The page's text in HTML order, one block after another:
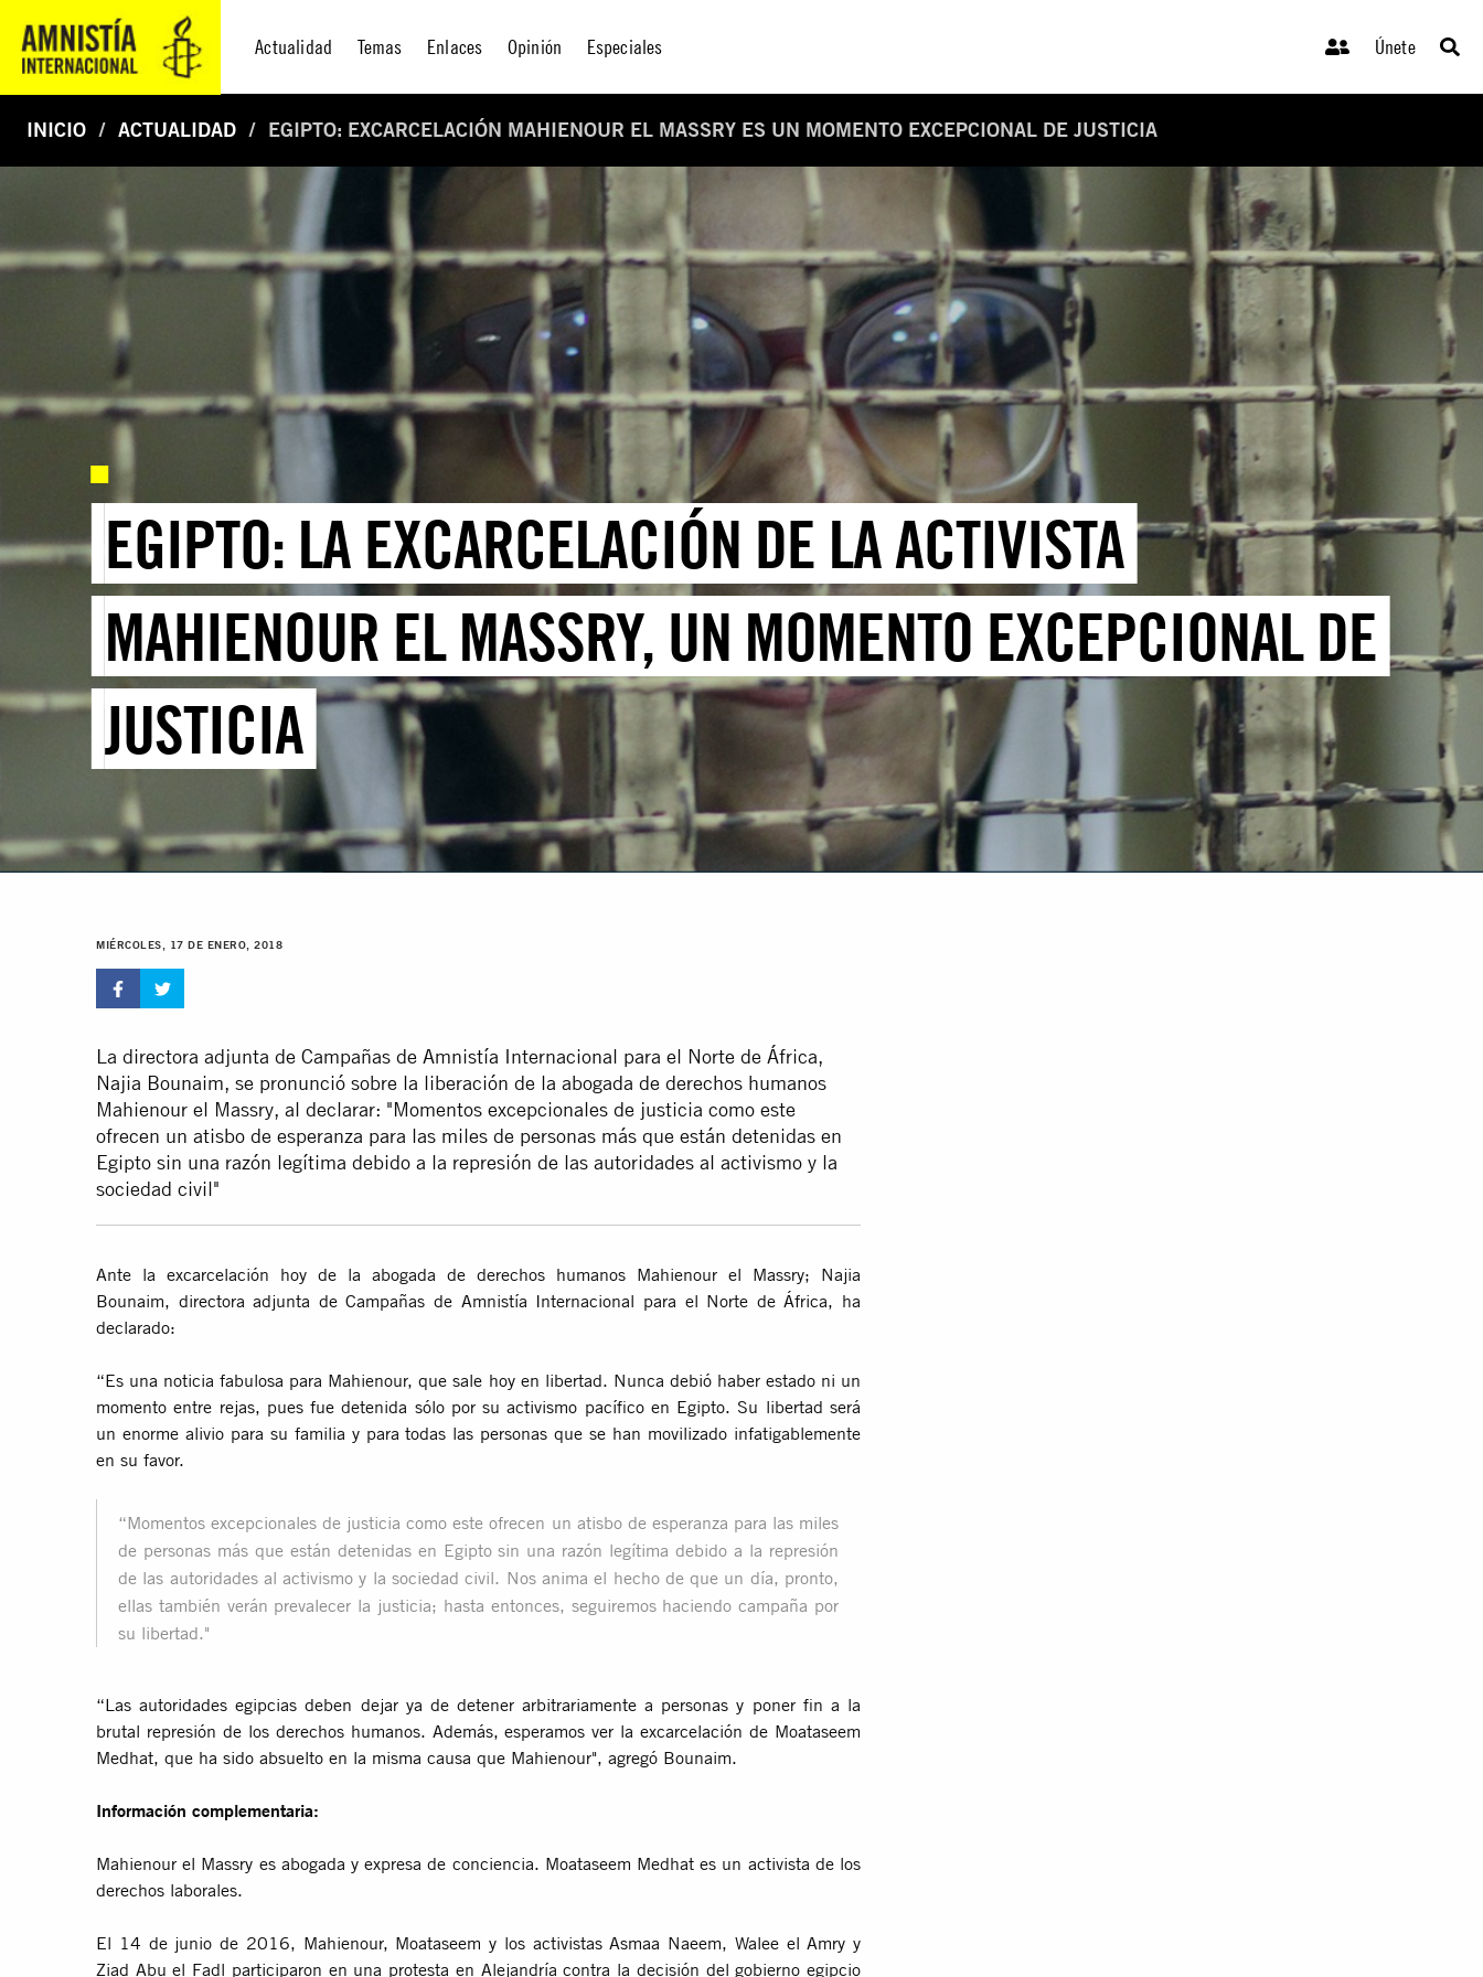
Actualidad Temas Enlaces Opinión Especiales Únete
INICIO ACTUALIDAD EGIPTO: EXCARCELACIÓN MAHIENOUR EL MASSRY ES UN MOMENTO EXCEPCIONAL DE JUSTICIA
EGIPTO: LA EXCARCELACIÓN DE LA ACTIVISTA
MAHIENOUR EL MASSRY, UN MOMENTO EXCEPCIONAL DE
JUSTICIA
MIÉRCOLES, 17 DE ENERO, 2018
La directora adjunta de Campañas de Amnistía Internacional para el Norte de África,
Najia Bounaim, se pronunció sobre la liberación de la abogada de derechos humanos
Mahienour el Massry, al declarar: "Momentos excepcionales de justicia como este
ofrecen un atisbo de esperanza para las miles de personas más que están detenidas en
Egipto sin una razón legítima debido a la represión de las autoridades al activismo y la
sociedad civil"
Ante la excarcelación hoy de la abogada de derechos humanos Mahienour el Massry; Najia
Bounaim, directora adjunta de Campañas de Amnistía Internacional para el Norte de África, ha
declarado:
“Es una noticia fabulosa para Mahienour, que sale hoy en libertad. Nunca debió haber estado ni un
momento entre rejas, pues fue detenida sólo por su activismo pacífico en Egipto. Su libertad será
un enorme alivio para su familia y para todas las personas que se han movilizado infatigablemente
en su favor.
“Momentos excepcionales de justicia como este ofrecen un atisbo de esperanza para las miles
de personas más que están detenidas en Egipto sin una razón legítima debido a la represión
de las autoridades al activismo y la sociedad civil. Nos anima el hecho de que un día, pronto,
ellas también verán prevalecer la justicia; hasta entonces, seguiremos haciendo campaña por
su libertad."
“Las autoridades egipcias deben dejar ya de detener arbitrariamente a personas y poner fin a la
brutal represión de los derechos humanos. Además, esperamos ver la excarcelación de Moataseem
Medhat, que ha sido absuelto en la misma causa que Mahienour", agregó Bounaim.
Información complementaria:
Mahienour el Massry es abogada y expresa de conciencia. Moataseem Medhat es un activista de los
derechos laborales.
El 14 de junio de 2016, Mahienour, Moataseem y los activistas Asmaa Naeem, Walee el Amry y
Ziad Abu el Fadl participaron en una protesta en Alejandría contra la decisión del gobierno egipcio